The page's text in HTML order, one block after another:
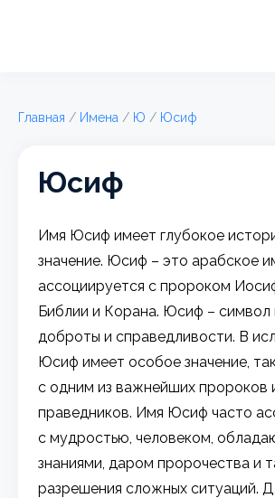
Главная / Имена / Ю / Юсиф
Юсиф
Имя Юсиф имеет глубокое
значение. Юсиф – это арабское
ассоциируется с пророком
Библии и Корана. Юсиф – символ
доброты и справедливости. В
Юсиф имеет особое значение,
с одним из важнейших пророков
праведников. Имя Юсиф часто
с мудростью, человеком,
знаниями, даром пророчества и
разрешения сложных ситуаций.